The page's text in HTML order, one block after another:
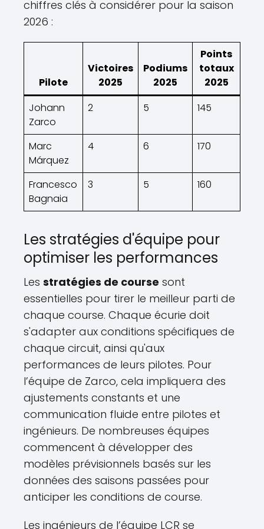
chiffres clés à considérer pour la saison
2026 :
Pilote
Victoires
2025
Podiums
2025
Points
totaux
2025
Johann
Zarco
2 5 145
Marc
Márquez
4 6 170
Francesco
Bagnaia
3 5 160
Les stratégies d'équipe pour
optimiser les performances
Les stratégies de course sont
essentielles pour tirer le meilleur parti de
chaque course. Chaque écurie doit
s'adapter aux conditions spécifiques de
chaque circuit, ainsi qu'aux
performances de leurs pilotes. Pour
l’équipe de Zarco, cela impliquera des
ajustements constants et une
communication fluide entre pilotes et
ingénieurs. De nombreuses équipes
commencent à développer des
modèles prévisionnels basés sur les
données des saisons passées pour
anticiper les conditions de course.
Les ingénieurs de l’équipe LCR se